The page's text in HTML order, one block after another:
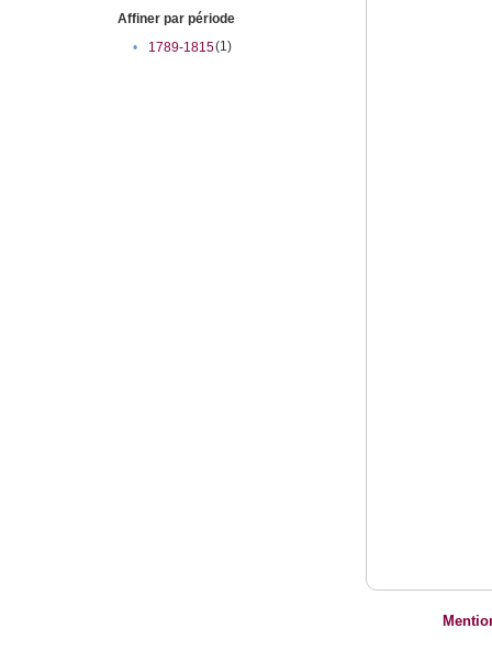
Affiner par période
•
1789-1815(1)